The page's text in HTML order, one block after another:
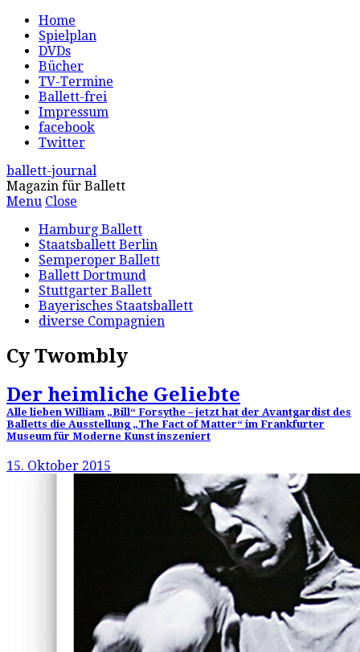
Home
Spielplan
DVDs
Bücher
TV-Termine
Ballett-frei
Impressum
facebook
Twitter
ballett-journal
Magazin für Ballett
Menu Close
Hamburg Ballett
Staatsballett Berlin
Semperoper Ballett
Ballett Dortmund
Stuttgarter Ballett
Bayerisches Staatsballett
diverse Compagnien
Cy Twombly
Der heimliche Geliebte
Alle lieben William „Bill“ Forsythe – jetzt hat der Avantgardist des
Balletts die Ausstellung „The Fact of Matter“ im Frankfurter
Museum für Moderne Kunst inszeniert
15. Oktober 2015